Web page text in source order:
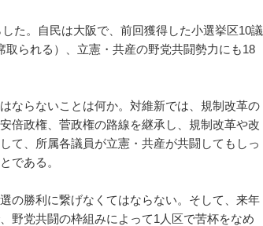
た。自民は大阪で、前回獲得した小選挙区10議
られる）、立憲・共産の野党共闘勢力にも18
ならないことは何か。対維新では、規制改革の
倍政権、菅政権の路線を継承し、規制改革や改
て、所属各議員が立憲・共産が共闘してもしっ
とである。
の勝利に繋げなくてはならない。そして、来年
野党共闘の枠組みによって1人区で苦杯をなめ